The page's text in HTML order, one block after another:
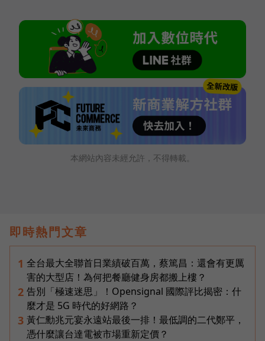
本網站內容未經允許，不得轉載。
即時熱門文章
1 全台最大全聯首日業績破百萬，蔡篤昌：還會有更厲
害的大型店！為何把餐廳健身房都搬上樓？
2 告別「極速迷思」！Opensignal 國際評比揭密：什
麼才是 5G 時代的好網路？
3 黃仁勳兆元宴永遠站最後一排！最低調的二代鄭平，
憑什麼讓台達電被市場重新定價？